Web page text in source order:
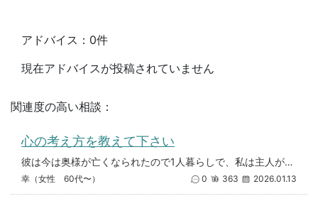
アドバイス：0件
現在アドバイスが投稿されていません
関連度の高い相談：
心の考え方を教えて下さい
彼は今は奥様が亡くなられたので1人暮らしで、私は主人がいます。が彼とお付き合いが始まって凄く楽しい時間を過ごしていました
幸（女性 60代〜） 0 363 2026.01.13